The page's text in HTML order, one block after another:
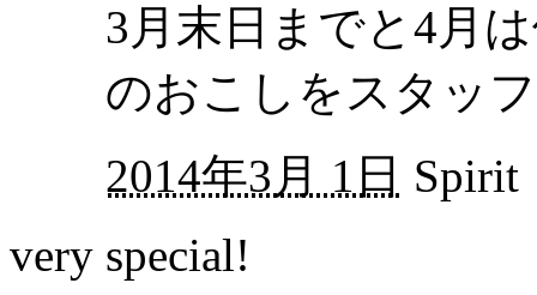
3月末日までと4月
のおこしをスタッ
2014年3月 1日 Spirit
very special!